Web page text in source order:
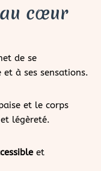
cœur
de se
à ses sensations.
et le corps
légèreté.
et